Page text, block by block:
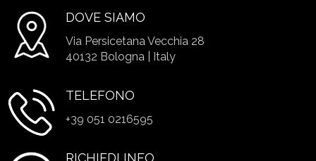
DOVE SIAMO
Via Persicetana Vecchia 28
40132 Bologna | Italy
TELEFONO
+39 051 0216595
RICHIEDI INFO